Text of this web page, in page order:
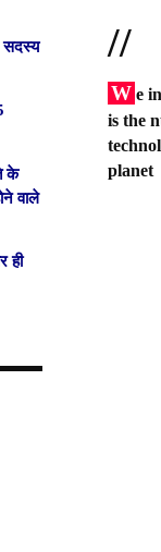
सदस्य
के
वाले
ही
//
W e
is the
planet